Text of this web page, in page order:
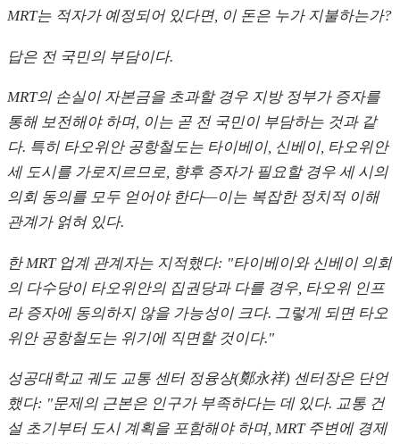
MRT는 적자가 예정되어 있다면, 이 돈은 누가 지불하는가?
답은 전 국민의 부담이다.
MRT의 손실이 자본금을 초과할 경우 지방 정부가 증자를
통해 보전해야 하며, 이는 곧 전 국민이 부담하는 것과 같
다. 특히 타오위안 공항철도는 타이베이, 신베이, 타오위안
세 도시를 가로지르므로, 향후 증자가 필요할 경우 세 시의
의회 동의를 모두 얻어야 한다—이는 복잡한 정치적 이해
관계가 얽혀 있다.
한 MRT 업계 관계자는 지적했다: "타이베이와 신베이 의회
의 다수당이 타오위안의 집권당과 다를 경우, 타오위 인프
라 증자에 동의하지 않을 가능성이 크다. 그렇게 되면 타오
위안 공항철도는 위기에 직면할 것이다."
성공대학교 궤도 교통 센터 정융샹(鄭永祥) 센터장은 단언
했다: "문제의 근본은 인구가 부족하다는 데 있다. 교통 건
설 초기부터 도시 계획을 포함해야 하며, MRT 주변에 경제